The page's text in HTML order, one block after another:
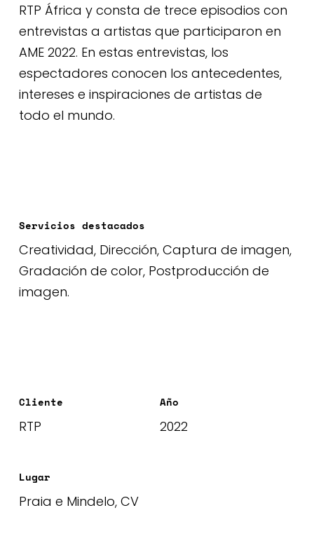
RTP África y consta de trece episodios con
entrevistas a artistas que participaron en
AME 2022. En estas entrevistas, los
espectadores conocen los antecedentes,
intereses e inspiraciones de artistas de
todo el mundo.
Servicios destacados
Creatividad, Dirección, Captura de imagen,
Gradación de color, Postproducción de
imagen.
Cliente
RTP
Año
2022
Lugar
Praia e Mindelo, CV